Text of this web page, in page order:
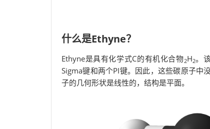
什么是Ethyne？
Ethyne是具有化学式C的有机化合物2H2。
Sigma键和两个PI键。因此，这些碳原子中
子的几何形状是线性的，结构是平面。